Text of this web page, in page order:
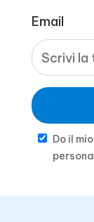
Email
Do il